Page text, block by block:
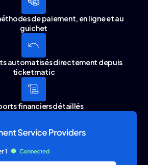
de paiement, en ligne et au
guichet
automatisés directement depuis
ticketmatic
financiers détaillés